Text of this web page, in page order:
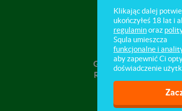
Pierwsza
Główne zagrożenia dla
Rodzaje obrażeń.
Klikając dalej
ukończyłeś 18 lat i
regulaminoraz
Squla umieszcza
funkcjonalne i
aby zapewnić Ci
doświadczenie